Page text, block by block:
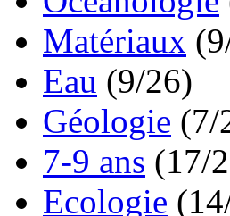
Matériaux
Eau (9/26)
Géologie (7/
7-9 ans (17/
Ecologie